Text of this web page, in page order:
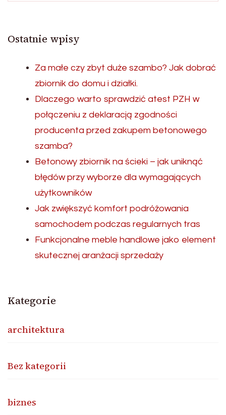
Ostatnie wpisy
Za małe czy zbyt duże szambo? Jak dobrać
zbiornik do domu i działki.
Dlaczego warto sprawdzić atest PZH w
połączeniu z deklaracją zgodności
producenta przed zakupem betonowego
szamba?
Betonowy zbiornik na ścieki – jak uniknąć
błędów przy wyborze dla wymagających
użytkowników
Jak zwiększyć komfort podróżowania
samochodem podczas regularnych tras
Funkcjonalne meble handlowe jako element
skutecznej aranżacji sprzedaży
Kategorie
architektura
Bez kategorii
biznes